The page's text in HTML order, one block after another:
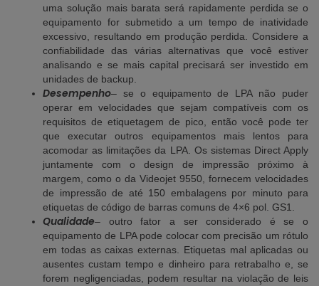
uma solução mais barata será rapidamente perdida se o
equipamento for submetido a um tempo de inatividade
excessivo, resultando em produção perdida. Considere a
confiabilidade das várias alternativas que você estiver
analisando e se mais capital precisará ser investido em
unidades de backup.
Desempenho– se o equipamento de LPA não puder
operar em velocidades que sejam compatíveis com os
requisitos de etiquetagem de pico, então você pode ter
que executar outros equipamentos mais lentos para
acomodar as limitações da LPA. Os sistemas Direct Apply
juntamente com o design de impressão próximo à
margem, como o da Videojet 9550, fornecem velocidades
de impressão de até 150 embalagens por minuto para
etiquetas de código de barras comuns de 4×6 pol. GS1.
Qualidade– outro fator a ser considerado é se o
equipamento de LPA pode colocar com precisão um rótulo
em todas as caixas externas. Etiquetas mal aplicadas ou
ausentes custam tempo e dinheiro para retrabalho e, se
forem negligenciadas, podem resultar na violação de leis